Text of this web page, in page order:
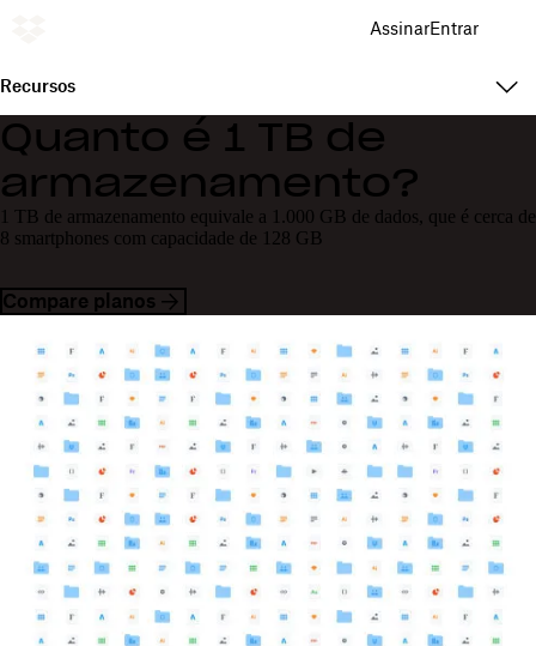
AssinarEntrar
Recursos
Quanto é 1 TB de
armazenamento?
1 TB de armazenamento equivale a 1.000 GB de dados, que é cerca de
8 smartphones com capacidade de 128 GB
Compare planos